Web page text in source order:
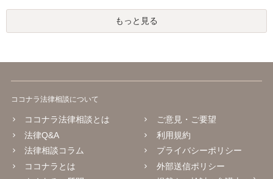
もっと見る
ココナラ法律相談について
ココナラ法律相談とは
法律Q&A
法律相談コラム
ココナラとは
ご意見・ご要望
利用規約
プライバシーポリシー
外部送信ポリシー